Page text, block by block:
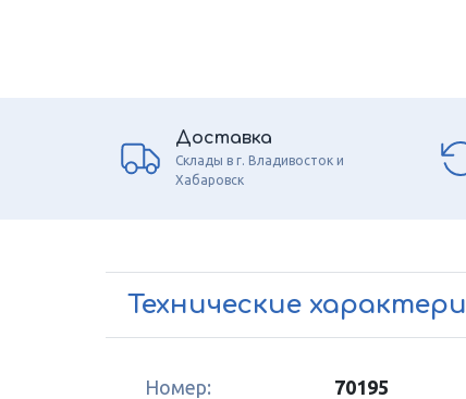
Доставка
Склады в г. Владивосток и
Хабаровск
Технические
Номер: 70195